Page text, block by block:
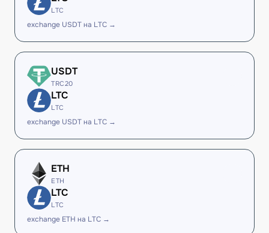
LTC
exchange USDT на LTC →
USDT
TRC20
LTC
LTC
exchange USDT на LTC →
ETH
ETH
LTC
LTC
exchange ETH на LTC →